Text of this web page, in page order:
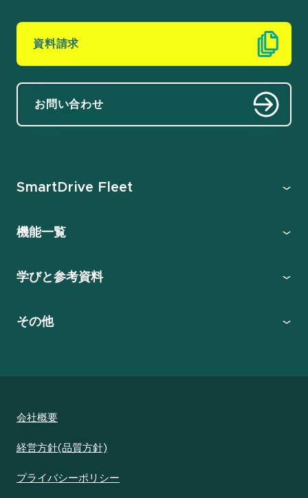
資料請求
お問い合わせ
SmartDrive Fleet
機能一覧
学びと参考資料
その他
会社概要
経営方針(品質方針)
プライバシーポリシー